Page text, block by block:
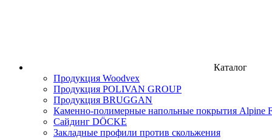
Каталог
Продукция Woodvex
Продукция POLIVAN GROUP
Продукция BRUGGAN
Каменно-полимерные напольные покрытия Alpine
Сайдинг DÖCKE
Закладные профили против скольжения